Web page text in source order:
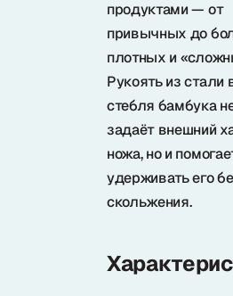
продуктами — от
привычных до
плотных и
Рукоять из стали
стебля бамбука
задаёт внешний
ножа, но и
удерживать его
скольжения.